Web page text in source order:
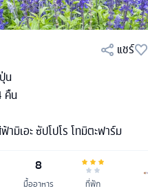
แชร์
น
คืน
ามิเอะ ซัปโปโร โทมิตะฟาร์ม
8
มื้ออาหาร ที่พัก